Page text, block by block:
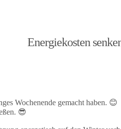
Energiekosten
Wochenende gemacht haben. 😊
😎